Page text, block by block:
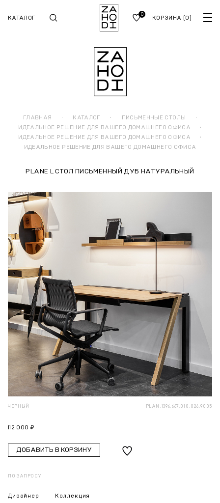
КАТАЛОГ
0
КОРЗИНА (0)
ГЛАВНАЯ · КАТАЛОГ · ПИСЬМЕННЫЕ СТОЛЫ
·
ИДЕАЛЬНОЕ РЕШЕНИЕ ДЛЯ ВАШЕГО ДОМАШНЕГО ОФИСА
·
ИДЕАЛЬНОЕ РЕШЕНИЕ ДЛЯ ВАШЕГО ДОМАШНЕГО ОФИСА
·
ИДЕАЛЬНОЕ РЕШЕНИЕ ДЛЯ ВАШЕГО ДОМАШНЕГО ОФИСА
PLANE L СТОЛ ПИСЬМЕННЫЙ ДУБ НАТУРАЛЬНЫЙ
ЧЕРНЫЙ PLAN.1396.667.010.026.9005
112 000 ₽
ДОБАВИТЬ В КОРЗИНУ
ПО ЗАПРОСУ
Дизайнер
Коллекция